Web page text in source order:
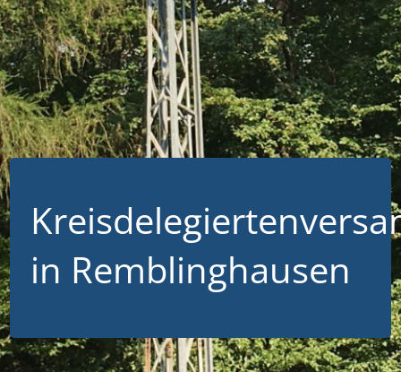
in Remblinghausen